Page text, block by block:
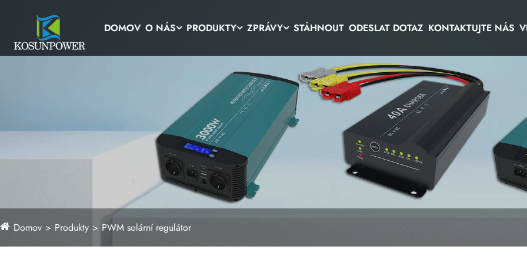
DOMOV O NÁS PRODUKTY ZPRÁVY STÁHNOUT ODESLAT DOTAZ KONTAKTUJTE NÁS
Domov Produkty PWM solární regulátor